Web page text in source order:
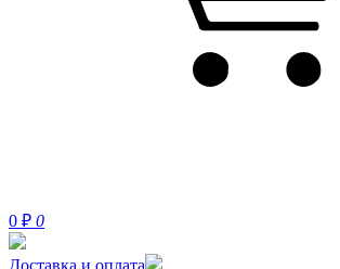
0 ₽ 0
Доставка и оплата